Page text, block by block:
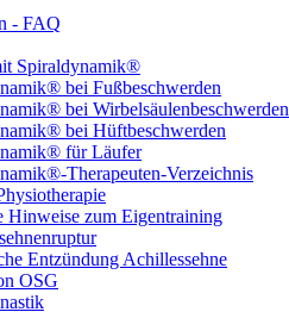
- FAQ
Spiraldynamik®
bei Fußbeschwerden
bei Wirbelsäulen­beschwerden
bei Hüftbeschwerden
für Läufer
Therapeuten-Verzeichnis
Hinweise zum Eigentraining
Entzündung Achillessehne
OSG